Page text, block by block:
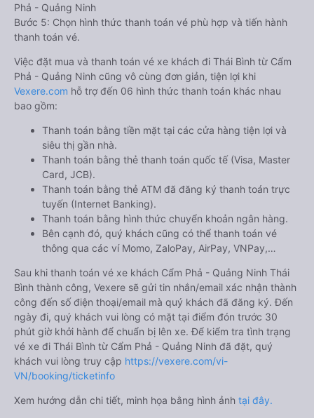
Phả - Quảng Ninh
Bước 5: Chọn hình thức thanh toán vé phù hợp và tiến hành
thanh toán vé.
Việc đặt mua và thanh toán vé xe khách đi Thái Bình từ Cẩm
Phả - Quảng Ninh cũng vô cùng đơn giản, tiện lợi khi
Vexere.com hỗ trợ đến 06 hình thức thanh toán khác nhau
bao gồm:
Thanh toán bằng tiền mặt tại các cửa hàng tiện lợi và
siêu thị gần nhà.
Thanh toán bằng thẻ thanh toán quốc tế (Visa, Master
Card, JCB).
Thanh toán bằng thẻ ATM đã đăng ký thanh toán trực
tuyến (Internet Banking).
Thanh toán bằng hình thức chuyển khoản ngân hàng.
Bên cạnh đó, quý khách cũng có thể thanh toán vé
thông qua các ví Momo, ZaloPay, AirPay, VNPay,…
Sau khi thanh toán vé xe khách Cẩm Phả - Quảng Ninh Thái
Bình thành công, Vexere sẽ gửi tin nhắn/email xác nhận thành
công đến số điện thoại/email mà quý khách đã đăng ký. Đến
ngày đi, quý khách vui lòng có mặt tại điểm đón trước 30
phút giờ khởi hành để chuẩn bị lên xe. Để kiểm tra tình trạng
vé xe đi Thái Bình từ Cẩm Phả - Quảng Ninh đã đặt, quý
khách vui lòng truy cập https://vexere.com/vi-
VN/booking/ticketinfo
Xem hướng dẫn chi tiết, minh họa bằng hình ảnh tại đây.